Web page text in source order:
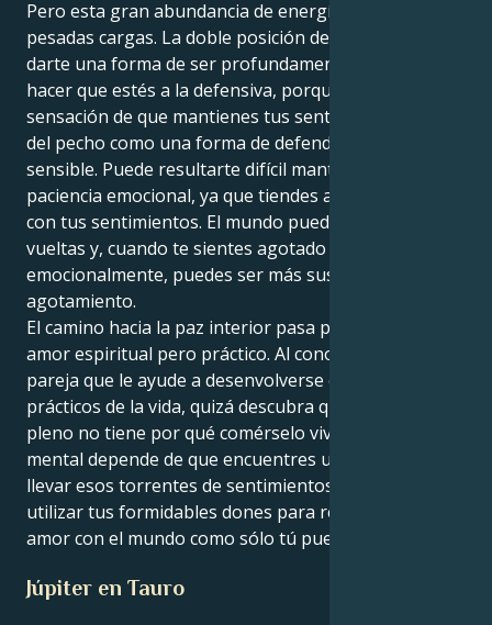
Pero esta gran abundancia de energía conlleva
pesadas cargas. La doble posición de Leo puede
darte una forma de ser profundamente dramática y
hacer que estés a la defensiva, porque existe la
sensación de que mantienes tus sentimientos cerca
del pecho como una forma de defender tu núcleo
sensible. Puede resultarte difícil mantener la
paciencia emocional, ya que tiendes a ser meticuloso
con tus sentimientos. El mundo puede dar muchas
vueltas y, cuando te sientes agotado
emocionalmente, puedes ser más susceptible al
agotamiento.
El camino hacia la paz interior pasa por abrazar un
amor espiritual pero práctico. Al conocer a una
pareja que le ayude a desenvolverse en los aspectos
prácticos de la vida, quizá descubra que ese amor
pleno no tiene por qué comérselo vivo. Tu salud
mental depende de que encuentres un lugar al que
llevar esos torrentes de sentimientos, donde puedas
utilizar tus formidables dones para reparar y hacer el
amor con el mundo como sólo tú puedes hacerlo.
Júpiter en Tauro